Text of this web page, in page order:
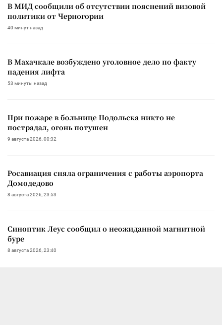
В МИД сообщили об отсутствии пояснений визовой
политики от Черногории
40 минут назад
В Махачкале возбуждено уголовное дело по факту
падения лифта
53 минуты назад
При пожаре в больнице Подольска никто не
пострадал, огонь потушен
9 августа 2026, 00:32
Росавиация сняла ограничения с работы аэропорта
Домодедово
8 августа 2026, 23:53
Синоптик Леус сообщил о неожиданной магнитной
буре
8 августа 2026, 23:40